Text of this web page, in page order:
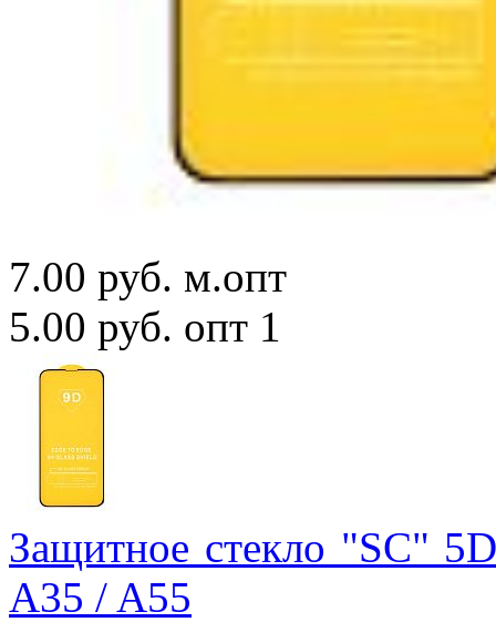
7.00 руб. м.опт
5.00 руб. опт 1
Защитное стекло "SC"
A35 / A55